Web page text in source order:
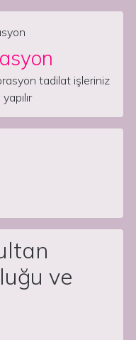
tadilat işleriniz
ve